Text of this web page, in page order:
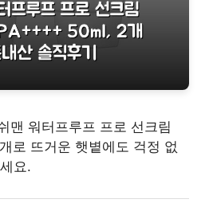
맨 워터프루프 프로 선크림
로 뜨거운 햇볕에도 걱정 없
요.